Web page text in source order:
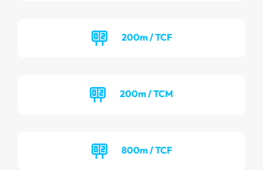
200m / TCF
200m / TCM
800m / TCF